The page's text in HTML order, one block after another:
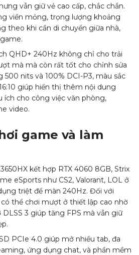
vẫn giữ vẻ cao cấp, chắc chắn.
viền mỏng, trọng lượng khoảng
theo khi cần di chuyển giữa nhà,
QHD+ 240Hz không chỉ cho trải
mà mà còn rất tốt cho chỉnh sửa
500 nits và 100% DCI-P3, màu sắc
giúp hiển thị thêm nội dung
ích cho công việc văn phòng,
video.​
game và làm
kết hợp RTX 4060 8GB, Strix
eSports như CS2, Valorant, LOL ở
triệt để màn 240Hz. Đối với
thể chơi mượt ở thiết lập cao nhờ
DLSS 3 giúp tăng FPS mà vẫn giữ
PCIe 4.0 giúp mở nhiều tab, đa
ứng dụng chat, và phần mềm